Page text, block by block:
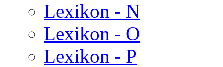
Lexikon - N
Lexikon - O
Lexikon - P